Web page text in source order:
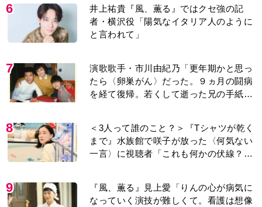
6
井上祐貴『風、薫る』ではクセ強の記
者・横沢役「陽気なイタリア人のように
と言われて」
7
演歌歌手・市川由紀乃「更年期かと思っ
たら〈卵巣がん〉だった。９ヵ月の闘病
を経て復帰。若くして逝った兄の手紙を
8
＜3人って誰のこと？＞『Tシャツが乾く
まで』水族館で咲子が放った〈何気ない
一言〉に視聴者「これも何かの伏線？」
9
『風、薫る』見上愛「りんの心が病気に
なっていく演技が難しくて。看護は想像